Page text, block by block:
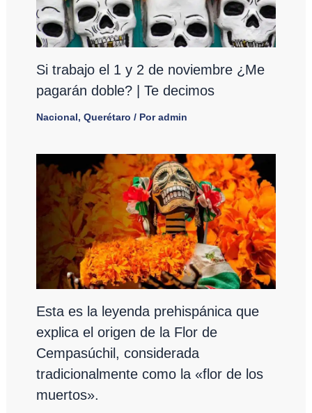
Si trabajo el 1 y 2 de noviembre ¿Me
pagarán doble? | Te decimos
Nacional, Querétaro / Poradmin
Esta es la leyenda prehispánica que
explica el origen de la Flor de
Cempasúchil, considerada
tradicionalmente como la «flor de los
muertos».